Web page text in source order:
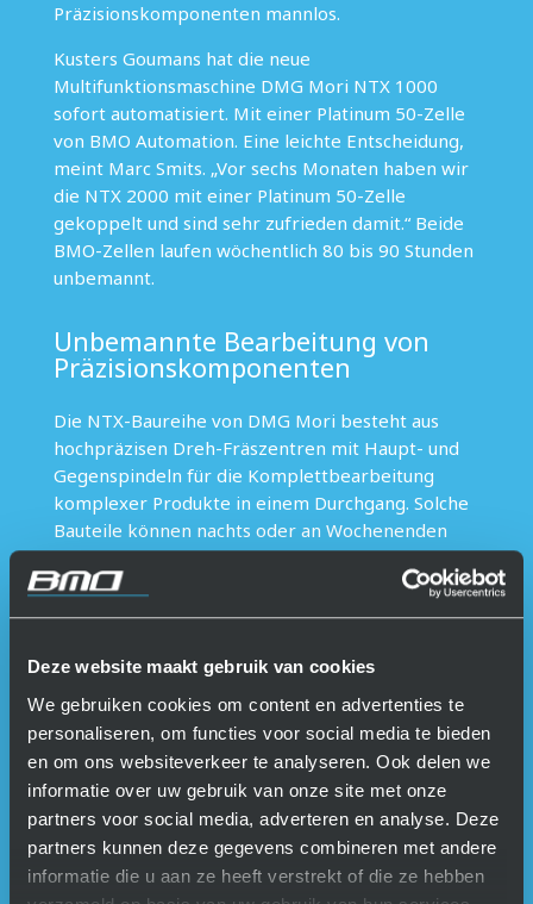
Deze website maakt gebruik van cookies
We gebruiken cookies om content en advertenties te
personaliseren, om functies voor social media te bieden
en om ons websiteverkeer te analyseren. Ook delen we
informatie over uw gebruik van onze site met onze
partners voor social media, adverteren en analyse. Deze
partners kunnen deze gegevens combineren met andere
informatie die u aan ze heeft verstrekt of die ze hebben
Präzisionskomponenten mannlos.
Kusters Goumans hat die neue
Multifunktionsmaschine DMG Mori NTX 1000
sofort automatisiert. Mit einer Platinum 50-Zelle
von BMO Automation. Eine leichte Entscheidung,
meint Marc Smits. „Vor sechs Monaten haben wir
die NTX 2000 mit einer Platinum 50-Zelle
gekoppelt und sind sehr zufrieden damit.“ Beide
BMO-Zellen laufen wöchentlich 80 bis 90 Stunden
unbemannt.
Unbemannte Bearbeitung von
Präzisionskomponenten
Die NTX-Baureihe von DMG Mori besteht aus
hochpräzisen Dreh-Fräszentren mit Haupt- und
Gegenspindeln für die Komplettbearbeitung
komplexer Produkte in einem Durchgang. Solche
Bauteile können nachts oder an Wochenenden
mannlos bearbeitet werden. Aus Erfahrung weiß
er nun, dass man auch mannlos genaue Passungen
herstellen kann. „Unser Produktionsraum wird
Temperatur in der Maschine konstant bleibt.“
Eventuelle kleine Schwankungen in der Maschine
werden durch Messungen im Prozess
herausgefiltert. „Abweichungen von wenigen
Mikrometern werden dann automatisch
korrigiert“, erklärt der Geschäftsführer des
Zulieferers aus den Niederlände.
Wellen beladen